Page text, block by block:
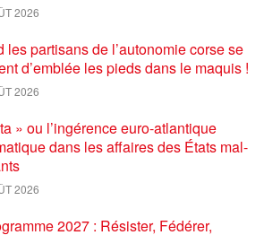
2026
les partisans de l’autonomie corse se
d’emblée les pieds dans le maquis !
2026
» ou l’ingérence euro-atlantique
dans les affaires des États mal-
2026
2027 : Résister, Fédérer,